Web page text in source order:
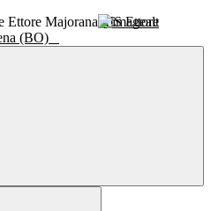
IIS Ettore
(BO)